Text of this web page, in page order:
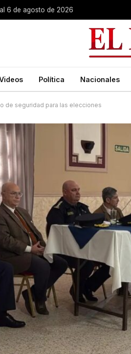
6 de agosto de 2026
Política Nacionales
de seguridad para las elecciones